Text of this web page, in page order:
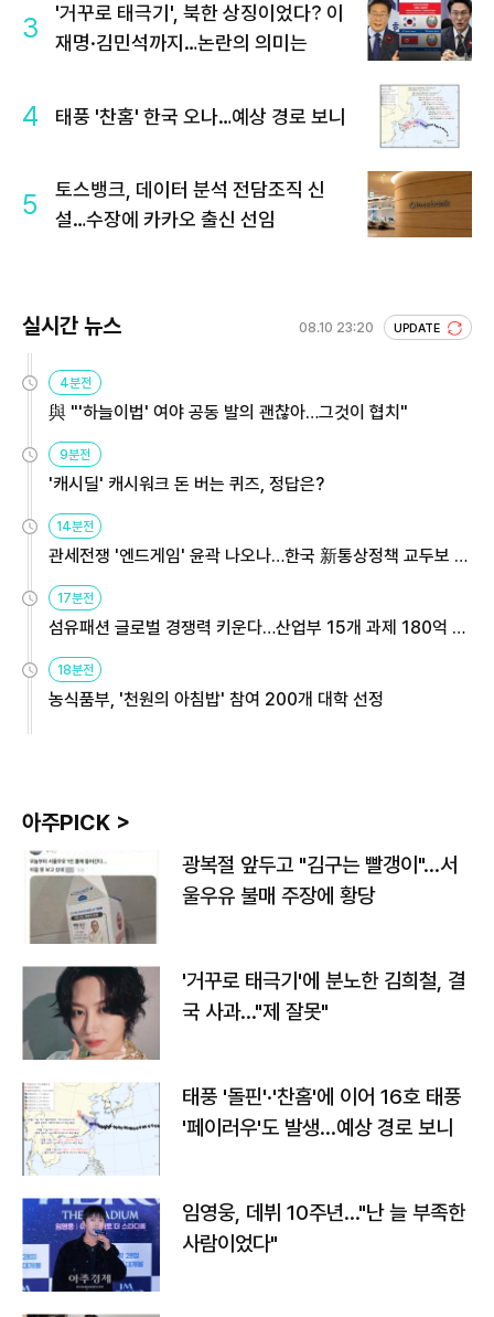
3
'거꾸로 태극기', 북한 상징이었다? 이
재명·김민석까지…논란의 의미는
4 태풍 '찬홈' 한국 오나…예상 경로 보니
5
토스뱅크, 데이터 분석 전담조직 신
설…수장에 카카오 출신 선임
실시간 뉴스 08.10 23:20 UPDATE
4분전
與 "'하늘이법' 여야 공동 발의 괜찮아…그것이 협치"
9분전
'캐시딜' 캐시워크 돈 버는 퀴즈, 정답은?
14분전
관세전쟁 '엔드게임' 윤곽 나오나…한국 新통상정책 교두보 활
용해야
17분전
섬유패션 글로벌 경쟁력 키운다…산업부 15개 과제 180억 지
원
18분전
농식품부, '천원의 아침밥' 참여 200개 대학 선정
아주PICK >
광복절 앞두고 "김구는 빨갱이"…서
울우유 불매 주장에 황당
'거꾸로 태극기'에 분노한 김희철, 결
국 사과…"제 잘못"
태풍 '돌핀'·'찬홈'에 이어 16호 태풍
'페이러우'도 발생…예상 경로 보니
임영웅, 데뷔 10주년…"난 늘 부족한
사람이었다"